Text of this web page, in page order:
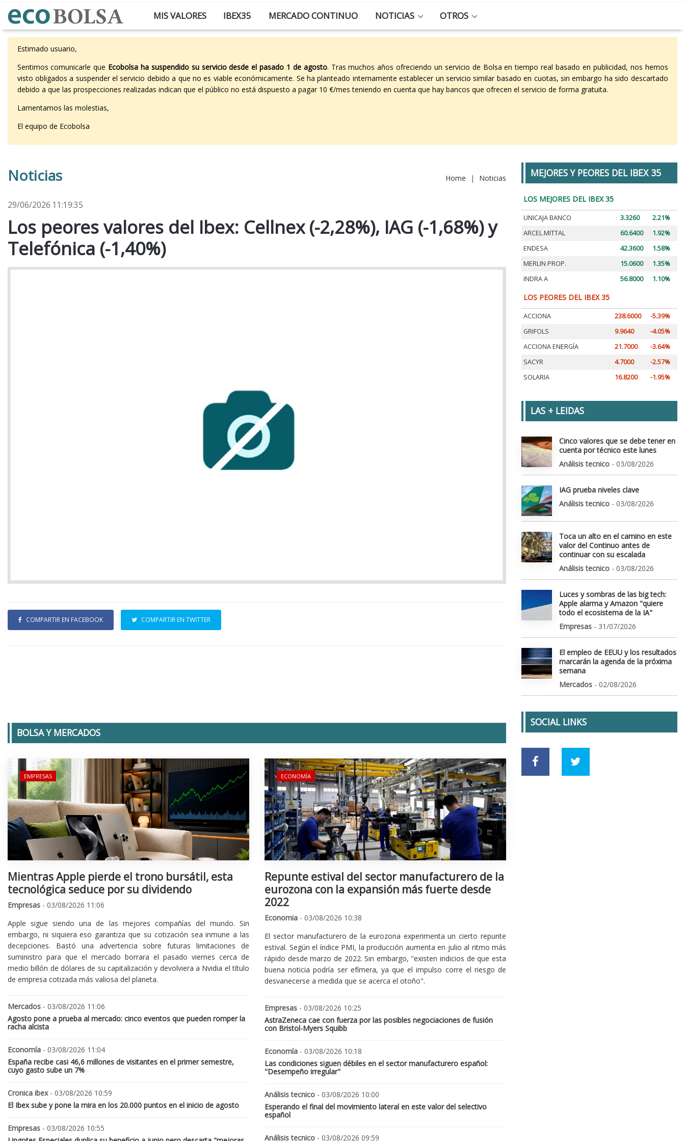
MIS VALORES IBEX35 MERCADO CONTINUO NOTICIAS OTROS
Estimado usuario,
Sentimos comunicarle que Ecobolsa ha suspendido su servicio desde el pasado 1 de agosto. Tras muchos años ofreciendo un servicio de Bolsa en tiempo real basado en publicidad, nos hemos
visto obligados a suspender el servicio debido a que no es viable económicamente. Se ha planteado internamente establecer un servicio similar basado en cuotas, sin embargo ha sido descartado
debido a que las prospecciones realizadas indican que el público no está dispuesto a pagar 10 €/mes teniendo en cuenta que hay bancos que ofrecen el servicio de forma gratuita.
Lamentamos las molestias,
El equipo de Ecobolsa
Noticias Home | Noticias
29/06/2026 11:19:35
Los peores valores del Ibex: Cellnex (-2,28%), IAG (-1,68%) y
Telefónica (-1,40%)
COMPARTIR EN FACEBOOK COMPARTIR EN TWITTER
BOLSA Y MERCADOS
EMPRESAS
Mientras Apple pierde el trono bursátil, esta
tecnológica seduce por su dividendo
Empresas - 03/08/2026 11:06
Apple sigue siendo una de las mejores compañías del mundo. Sin
embargo, ni siquiera eso garantiza que su cotización sea inmune a las
decepciones. Bastó una advertencia sobre futuras limitaciones de
suministro para que el mercado borrara el pasado viernes cerca de
medio billón de dólares de su capitalización y devolviera a Nvidia el título
de empresa cotizada más valiosa del planeta.
Mercados - 03/08/2026 11:06
Agosto pone a prueba al mercado: cinco eventos que pueden romper la
racha alcista
Economía - 03/08/2026 11:04
España recibe casi 46,6 millones de visitantes en el primer semestre,
cuyo gasto sube un 7%
Cronica ibex- 03/08/2026 10:59
El Ibex sube y pone la mira en los 20.000 puntos en el inicio de agosto
Empresas - 03/08/2026 10:55
ECONOMÍA
Repunte estival del sector manufacturero de la
eurozona con la expansión más fuerte desde
2022
Economia - 03/08/2026 10:38
El sector manufacturero de la eurozona experimenta un cierto repunte
estival. Según el índice PMI, la producción aumenta en julio al ritmo más
rápido desde marzo de 2022. Sin embargo, "existen indicios de que esta
buena noticia podría ser efímera, ya que el impulso corre el riesgo de
desvanecerse a medida que se acerca el otoño".
Empresas - 03/08/2026 10:25
AstraZeneca cae con fuerza por las posibles negociaciones de fusión
con Bristol-Myers Squibb
Economía - 03/08/2026 10:18
Las condiciones siguen débiles en el sector manufacturero español:
"Desempeño irregular"
Análisis tecnico - 03/08/2026 10:00
Esperando el final del movimiento lateral en este valor del selectivo
español
Análisis tecnico - 03/08/2026 09:59
MEJORES Y PEORES DEL IBEX 35
LOS MEJORES DEL IBEX 35
UNICAJA BANCO 3.3260
2.21%
ARCEL.MITTAL
60.6400
1.92%
ENDESA
42.3600
1.58%
MERLIN PROP.
15.0600
1.35%
INDRA A
56.8000 1.10%
LOS PEORES DEL IBEX 35
ACCIONA 238.6000
-5.39%
GRIFOLS
9.9640
-4.05%
ACCIONA ENERGÍA
21.7000
-3.64%
SACYR
4.7000
-2.57%
SOLARIA
16.8200 -1.95%
LAS + LEIDAS
Cinco valores que se debe tener en
cuenta por técnico este lunes
Análisis tecnico - 03/08/2026
IAG prueba niveles clave
Análisis tecnico - 03/08/2026
Toca un alto en el camino en este
valor del Continuo antes de
continuar con su escalada
Análisis tecnico - 03/08/2026
Luces y sombras de las big tech:
Apple alarma y Amazon "quiere
todo el ecosistema de la IA"
Empresas - 31/07/2026
El empleo de EEUU y los resultados
marcarán la agenda de la próxima
semana
Mercados - 02/08/2026
SOCIAL LINKS